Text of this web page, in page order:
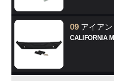
09 アイア
CALIFORNIA